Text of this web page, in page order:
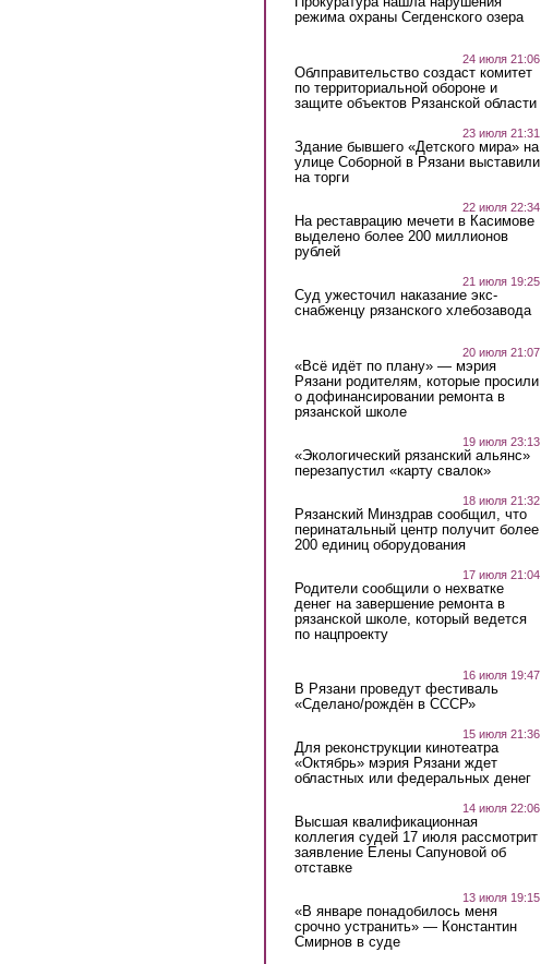
режима охраны Сегденского озера
24 июля 21:06
Облправительство создаст комитет
по территориальной обороне и
защите объектов Рязанской области
23 июля 21:31
Здание бывшего «Детского мира» на
улице Соборной в Рязани выставили
на торги
22 июля 22:34
На реставрацию мечети в Касимове
выделено более 200 миллионов
рублей
21 июля 19:25
Суд ужесточил наказание экс-
снабженцу рязанского хлебозавода
20 июля 21:07
«Всё идёт по плану» — мэрия
Рязани родителям, которые просили
о дофинансировании ремонта в
рязанской школе
19 июля 23:13
«Экологический рязанский альянс»
перезапустил «карту свалок»
18 июля 21:32
Рязанский Минздрав сообщил, что
перинатальный центр получит более
200 единиц оборудования
17 июля 21:04
Родители сообщили о нехватке
денег на завершение ремонта в
рязанской школе, который ведется
по нацпроекту
16 июля 19:47
В Рязани проведут фестиваль
«Сделано/рождён в СССР»
15 июля 21:36
Для реконструкции кинотеатра
«Октябрь» мэрия Рязани ждет
областных или федеральных денег
14 июля 22:06
Высшая квалификационная
коллегия судей 17 июля рассмотрит
заявление Елены Сапуновой об
отставке
13 июля 19:15
«В январе понадобилось меня
срочно устранить» — Константин
Смирнов в суде